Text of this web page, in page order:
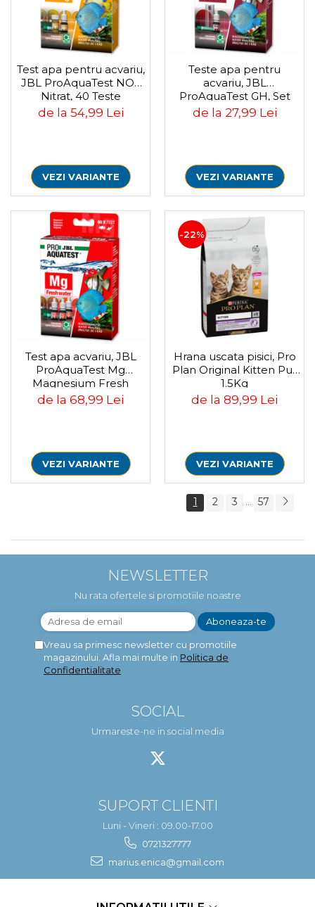
Test apa pentru acvariu,
JBL ProAquaTest NO3
Nitrat, 40 Teste
de la 54,99 Lei
VEZI VARIANTE
Teste apa pentru
acvariu, JBL
ProAquaTest GH, Set
de la 27,99 Lei
VEZI VARIANTE
Test apa acvariu, JBL
ProAquaTest Mg
Magnesium Fresh
water, 66 Teste
de la 68,99 Lei
VEZI VARIANTE
-22%
Hrana uscata pisici, Pro
Plan Original Kitten Pui,
1.5Kg
de la 89,99 Lei
VEZI VARIANTE
1 2 3 57
NEWSLETTER
Nu rata ofertele si promotiile noastre
Vreau sa primesc newsletter cu promotiile
magazinului. Afla mai multe in Politica de
Confidentialitate
SOCIAL
Urmareste-ne in social media
SUPORT CLIENTI
Luni - Vineri : 09.00-17.00
0721327777
marius.enica@gmail.com